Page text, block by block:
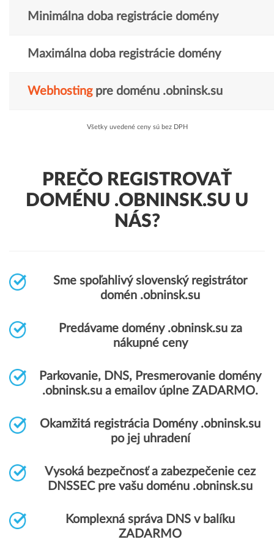
Minimálna doba registrácie domény
Maximálna doba registrácie domény
Webhostingpre doménu .obninsk.su
Všetky uvedené ceny sú bez DPH
PREČO REGISTROVAŤ
DOMÉNU .OBNINSK.SU U
NÁS?
Sme spoľahlivý slovenský registrátor
domén .obninsk.su
Predávame domény .obninsk.su za
nákupné ceny
Parkovanie, DNS, Presmerovanie domény
.obninsk.su a emailov úplne ZADARMO.
Okamžitá registrácia Domény .obninsk.su
po jej uhradení
Vysoká bezpečnosť a zabezpečenie cez
DNSSEC pre vašu doménu .obninsk.su
Komplexná správa DNS v balíku
ZADARMO